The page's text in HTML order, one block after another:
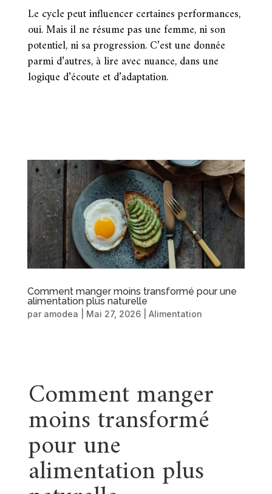
Le cycle peut influencer certaines performances,
oui. Mais il ne résume pas une femme, ni son
potentiel, ni sa progression. C’est une donnée
parmi d’autres, à lire avec nuance, dans une
logique d’écoute et d’adaptation.
Comment manger moins transformé pour une
alimentation plus naturelle
par amodea Mai 27, 2026| Alimentation
Comment manger
moins transformé
pour une
alimentation plus